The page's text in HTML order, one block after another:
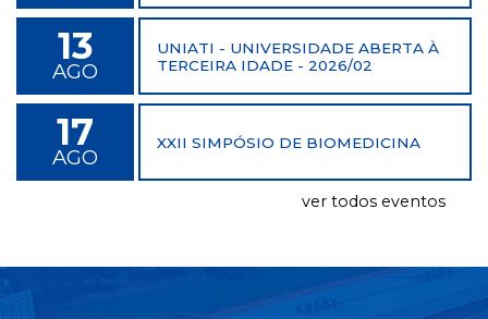
13
AGO
UNIATI - UNIVERSIDADE ABERTA À
TERCEIRA IDADE - 2026/02
17
AGO
XXII SIMPÓSIO DE BIOMEDICINA
ver todos eventos